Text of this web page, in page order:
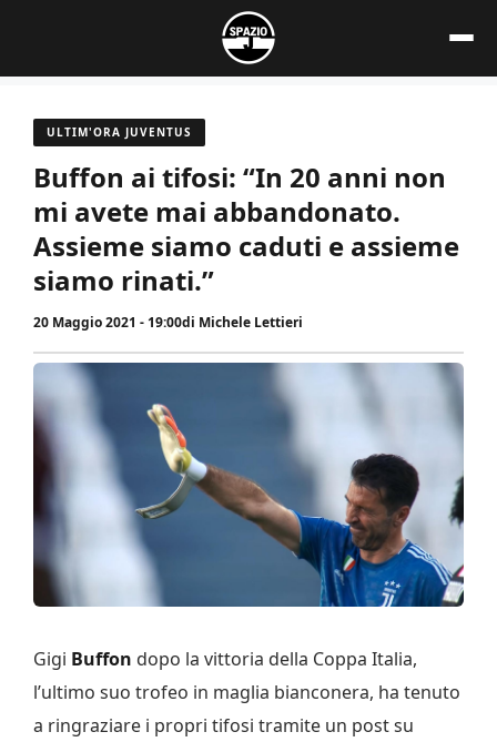
contenuto
ULTIM'ORA JUVENTUS
Buffon ai tifosi: “In 20 anni non
mi avete mai abbandonato.
Assieme siamo caduti e assieme
siamo rinati.”
20 Maggio 2021 - 19:00di Michele Lettieri
Gigi Buffon dopo la vittoria della Coppa Italia,
l’ultimo suo trofeo in maglia bianconera, ha tenuto
a ringraziare i propri tifosi tramite un post su